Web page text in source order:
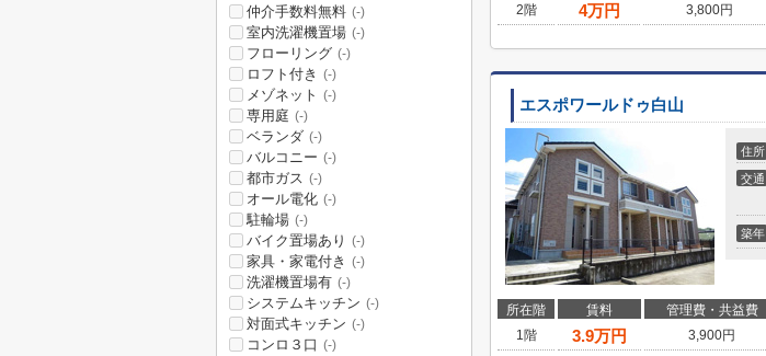
2階
4万円 3,800円
エスポワールドゥ白山
住所
交通
築年
所在階 賃料 管理費・共益費
1階
3.9万円 3,900円
仲介手数料無料 (-)
室内洗濯機置場 (-)
フローリング (-)
ロフト付き (-)
メゾネット (-)
専用庭 (-)
ベランダ (-)
バルコニー (-)
都市ガス (-)
オール電化 (-)
駐輪場 (-)
バイク置場あり (-)
家具・家電付き (-)
洗濯機置場有 (-)
システムキッチン (-)
対面式キッチン (-)
コンロ３口 (-)